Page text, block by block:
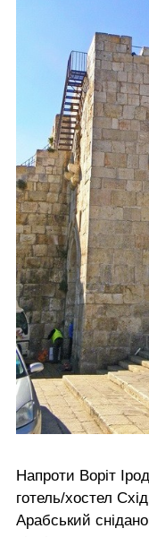
Напроти Воріт
готель/хостел
Арабський